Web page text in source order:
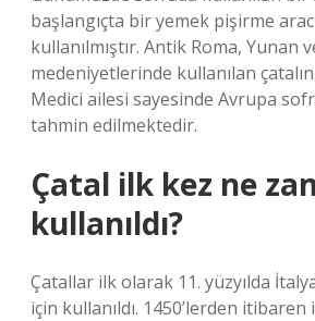
başlangıçta bir yemek pişirme
kullanılmıştır. Antik Roma, Yunan
medeniyetlerinde kullanılan
Medici ailesi sayesinde Avrupa
tahmin edilmektedir.
Çatal ilk kez ne
kullanıldı?
Çatallar ilk olarak 11. yüzyılda
için kullanıldı. 1450’lerden